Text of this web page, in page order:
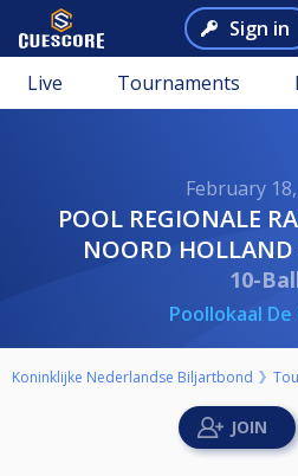
Sign in
Live Tournaments
February
POOL REGIONALE RANKING REGIO 2
NOORD
10-
Poollokaal
Koninklijke Nederlandse Biljartbond